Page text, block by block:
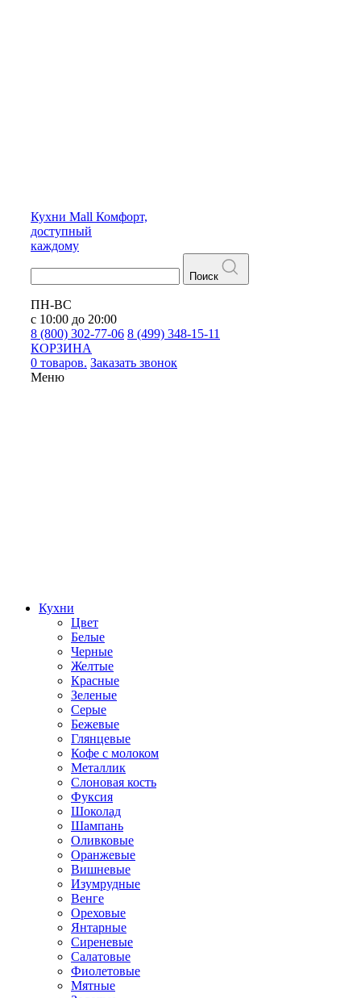
Кухни Mall Комфорт,
доступный
каждому
Поиск
ПН-ВС
с 10:00 до 20:00
8 (800) 302-77-06 8 (499) 348-15-11
КОРЗИНА
0 товаров. Заказать звонок
Меню
Кухни
Цвет
Белые
Черные
Желтые
Красные
Зеленые
Серые
Бежевые
Глянцевые
Кофе с молоком
Металлик
Слоновая кость
Фуксия
Шоколад
Шампань
Оливковые
Оранжевые
Вишневые
Изумрудные
Венге
Ореховые
Янтарные
Сиреневые
Салатовые
Фиолетовые
Мятные